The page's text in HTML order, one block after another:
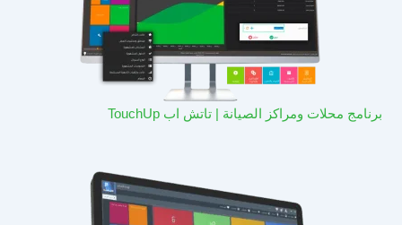
برنامج محلات ومراكز الصيانة | تاتش اب TouchUp